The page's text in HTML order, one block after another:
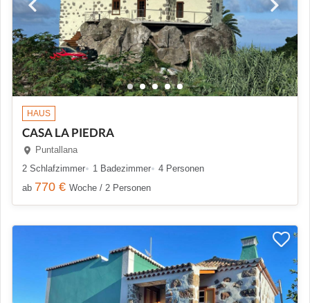
HAUS
CASA LA PIEDRA
Puntallana
2 Schlafzimmer
1 Badezimmer
4 Personen
ab 770 € Woche / 2 Personen